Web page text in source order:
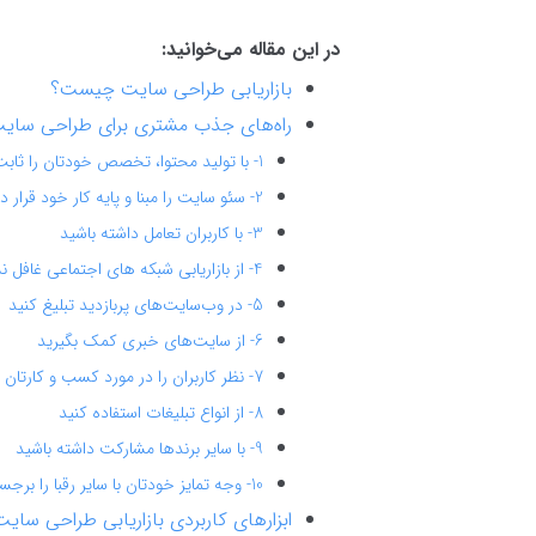
در این مقاله می‌خوانید:
بازاریابی طراحی سایت چیست؟
راه‌های جذب مشتری برای طراحی
1- با تولید محتوا، تخصص خودتان را ثابت کنید
2- سئو سایت را مبنا و پایه کار خود قرار دهید
3- با کاربران تعامل داشته باشید
4- از بازاریابی شبکه های اجتماعی غافل نشوید
5- در وب‌سایت‌های پربازدید تبلیغ کنید
6- از سایت‌های خبری کمک بگیرید
7- نظر کاربران را در مورد کسب و کارتان بپرسید
8- از انواع تبلیغات استفاده کنید
9- با سایر برندها مشارکت داشته باشید
10- وجه تمایز خودتان با سایر رقبا را برجسته کنید
ابزارهای کاربردی بازاریابی طراحی